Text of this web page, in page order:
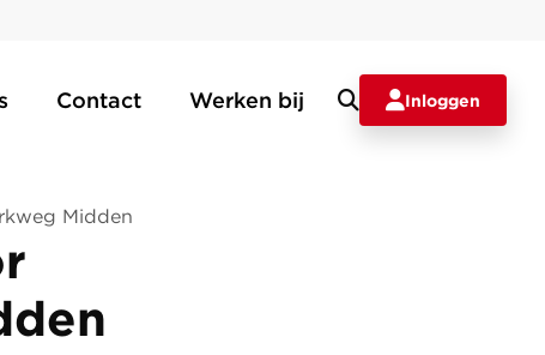
Contact Werken bij Inloggen
Midden